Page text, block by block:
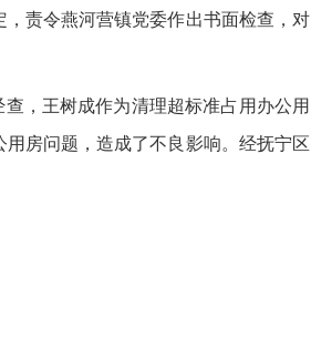
责令燕河营镇党委作出书面检查，对
查，王树成作为清理超标准占用办公用
房问题，造成了不良影响。经抚宁区